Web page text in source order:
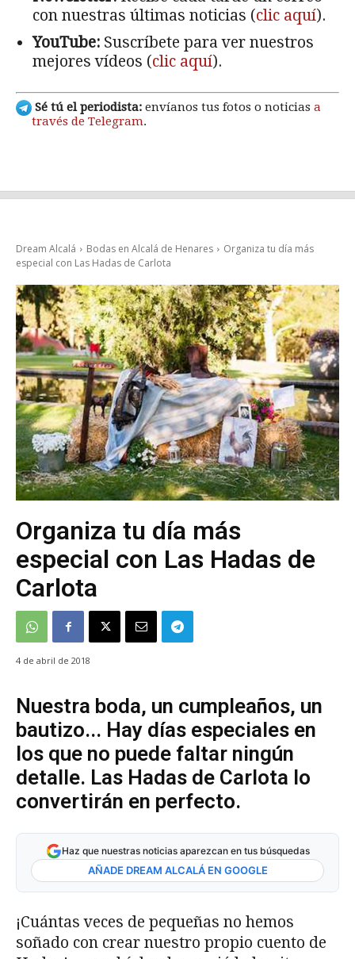
con nuestras últimas noticias (clic aquí).
YouTube: Suscríbete para ver nuestros
mejores vídeos (clic aquí).
Sé tú el periodista: envíanos tus fotos o noticias a
través de Telegram.